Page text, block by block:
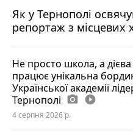
Як у Тернополі
репортаж з місцевих
Не просто школа, а дієва
працює унікальна
Української академії
Тернополі photo_camera play_circle_filled
4 серпня 2026 р.